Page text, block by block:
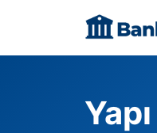
content